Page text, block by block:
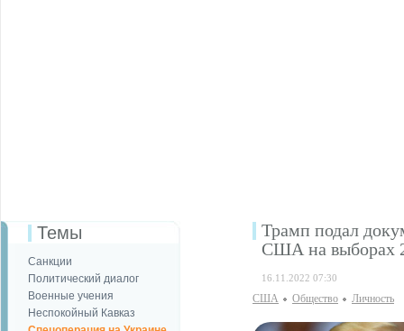
Темы
Санкции
Политический диалог
Военные учения
Неспокойный Кавказ
Трамп подал
США на выборах
16.11.2022 07:30
США Общество Личность